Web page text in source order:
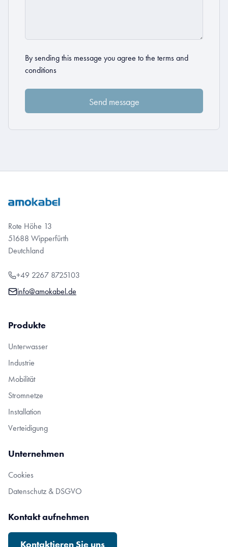
By sending this message you agree to the terms and
conditions
Rote Höhe 13
51688 Wipperfürth
Deutchland
+49 2267 8725103
info@amokabel.de
Produkte
Unterwasser
Industrie
Mobilität
Stromnetze
Installation
Verteidigung
Unternehmen
Cookies
Datenschutz & DSGVO
Kontakt aufnehmen
Kontaktieren Sie uns